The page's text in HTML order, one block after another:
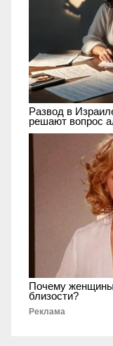
Развод в
решают вопрос
Почему женщины
близости?
Реклама